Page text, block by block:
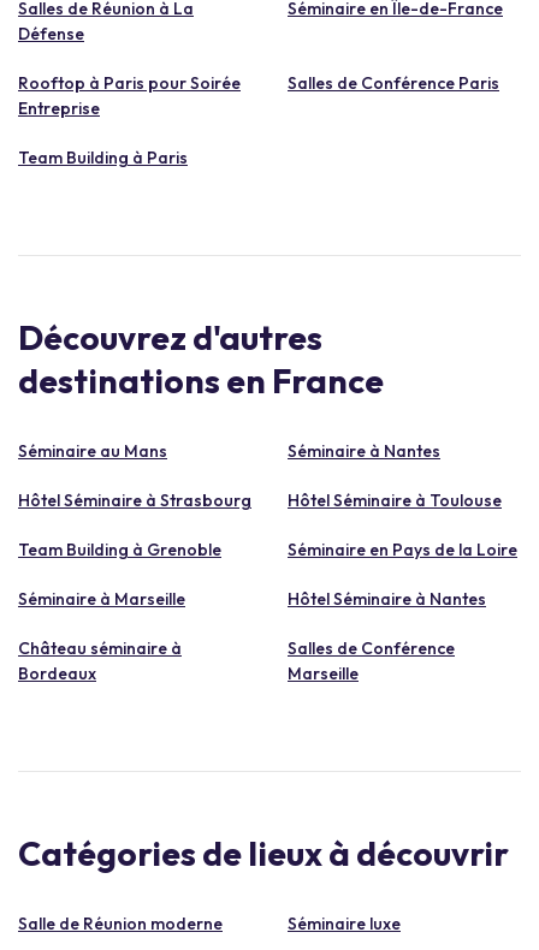
Salles de Réunion à La
Défense
Séminaire en Île-de-France
Rooftop à Paris pour Soirée
Entreprise
Salles de Conférence Paris
Team Building à Paris
Découvrez d'autres
destinations en France
Séminaire au Mans Séminaire à Nantes
Hôtel Séminaire à Strasbourg Hôtel Séminaire à Toulouse
Team Building à Grenoble Séminaire en Pays de la Loire
Séminaire à Marseille Hôtel Séminaire à Nantes
Château séminaire à
Bordeaux
Salles de Conférence
Marseille
Catégories de lieux à découvrir
Salle de Réunion moderne Séminaire luxe